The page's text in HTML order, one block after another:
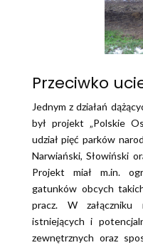
Przeciwko
Jednym z działań
był projekt „Polskie
udział pięć parków
Narwiański, Słowiński
Projekt miał m.in.
gatunków obcych
pracz. W
istniejących i
zewnętrznych oraz